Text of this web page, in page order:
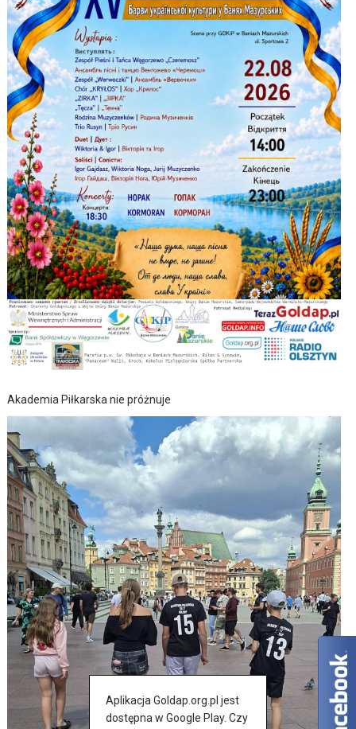
Akademia Piłkarska nie próżnuje
Aplikacja Goldap.org.pl jest
dostępna w Google Play. Czy